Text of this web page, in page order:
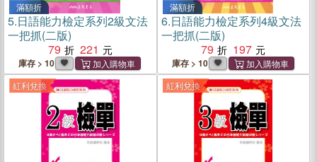
滿額折
5.日語能力檢定系列2級文法
一把抓(二版)
79
221
庫存 > 10
滿額折
6.日語能力檢定系列4級文法
一把抓(二版)
79
197
庫存 > 10
紅利兌換 紅利兌換